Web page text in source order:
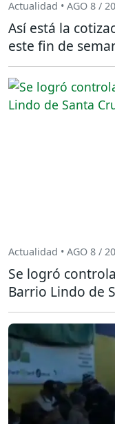
Actualidad • AGO 8 /
Así está la
este fin de
Actualidad • AGO 8 /
Se logró
Barrio Lindo de